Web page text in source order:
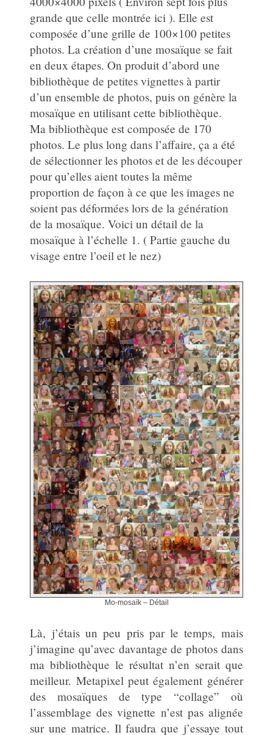
grande que celle montrée ici ). Elle est
composée d’une grille de 100×100 petites
photos. La création d’une mosaïque se fait
en deux étapes. On produit d’abord une
bibliothèque de petites vignettes à partir
d’un ensemble de photos, puis on génère la
mosaïque en utilisant cette bibliothèque.
Ma bibliothèque est composée de 170
photos. Le plus long dans l’affaire, ça a été
de sélectionner les photos et de les découper
pour qu’elles aient toutes la même
proportion de façon à ce que les images ne
soient pas déformées lors de la génération
de la mosaïque. Voici un détail de la
mosaïque à l’échelle 1. ( Partie gauche du
visage entre l’oeil et le nez)
Mo-mosaïk – Détail
Là, j’étais un peu pris par le temps, mais
j’imagine qu’avec davantage de photos dans
ma bibliothèque le résultat n’en serait que
meilleur. Metapixel peut également générer
des mosaïques de type “collage” où
l’assemblage des vignette n’est pas alignée
sur une matrice. Il faudra que j’essaye tout